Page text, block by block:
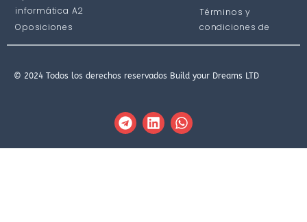
informática A2
Oposiciones
informática C1
Términos y
condiciones de
compra
© 2024 Todos los derechos reservados Build your Dreams LTD
T
e
l
L
i
n
W
h
a